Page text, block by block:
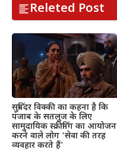
Releted Post
सुबिंदर विक्की का कहना है कि
पंजाब के सतलुज के लिए
सामुदायिक स्क्रीनिंग का आयोजन
करने वाले लोग ‘सेवा की तरह
व्यवहार करते हैं’